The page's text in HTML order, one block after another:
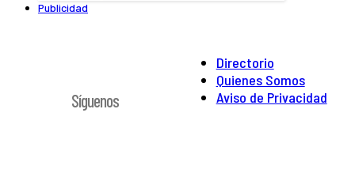
Publicidad
Directorio
Quienes Somos
Aviso de Privacidad
Síguenos